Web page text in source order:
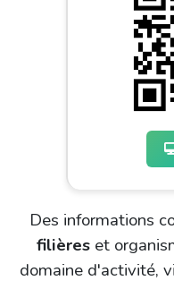
Des informations
filièreset
domaine d'activité,